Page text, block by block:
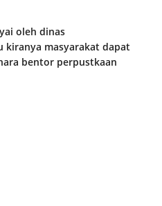
oleh dinas
kiranya masyarakat dapat
bentor perpustkaan